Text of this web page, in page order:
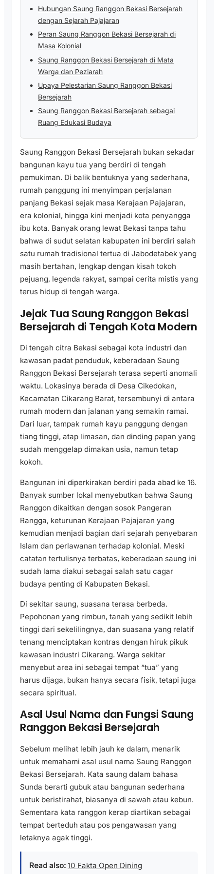
Hubungan Saung Ranggon Bekasi Bersejarah
dengan Sejarah Pajajaran
Peran Saung Ranggon Bekasi Bersejarah di
Masa Kolonial
Saung Ranggon Bekasi Bersejarah di Mata
Warga dan Peziarah
Upaya Pelestarian Saung Ranggon Bekasi
Bersejarah
Saung Ranggon Bekasi Bersejarah sebagai
Ruang Edukasi Budaya
Saung Ranggon Bekasi Bersejarah bukan sekadar
bangunan kayu tua yang berdiri di tengah
pemukiman. Di balik bentuknya yang sederhana,
rumah panggung ini menyimpan perjalanan
panjang Bekasi sejak masa Kerajaan Pajajaran,
era kolonial, hingga kini menjadi kota penyangga
ibu kota. Banyak orang lewat Bekasi tanpa tahu
bahwa di sudut selatan kabupaten ini berdiri salah
satu rumah tradisional tertua di Jabodetabek yang
masih bertahan, lengkap dengan kisah tokoh
pejuang, legenda rakyat, sampai cerita mistis yang
terus hidup di tengah warga.
Jejak Tua Saung Ranggon Bekasi
Bersejarah di Tengah Kota Modern
Di tengah citra Bekasi sebagai kota industri dan
kawasan padat penduduk, keberadaan Saung
Ranggon Bekasi Bersejarah terasa seperti anomali
waktu. Lokasinya berada di Desa Cikedokan,
Kecamatan Cikarang Barat, tersembunyi di antara
rumah modern dan jalanan yang semakin ramai.
Dari luar, tampak rumah kayu panggung dengan
tiang tinggi, atap limasan, dan dinding papan yang
sudah menggelap dimakan usia, namun tetap
kokoh.
Bangunan ini diperkirakan berdiri pada abad ke 16.
Banyak sumber lokal menyebutkan bahwa Saung
Ranggon dikaitkan dengan sosok Pangeran
Rangga, keturunan Kerajaan Pajajaran yang
kemudian menjadi bagian dari sejarah penyebaran
Islam dan perlawanan terhadap kolonial. Meski
catatan tertulisnya terbatas, keberadaan saung ini
sudah lama diakui sebagai salah satu cagar
budaya penting di Kabupaten Bekasi.
Di sekitar saung, suasana terasa berbeda.
Pepohonan yang rimbun, tanah yang sedikit lebih
tinggi dari sekelilingnya, dan suasana yang relatif
tenang menciptakan kontras dengan hiruk pikuk
kawasan industri Cikarang. Warga sekitar
menyebut area ini sebagai tempat “tua” yang
harus dijaga, bukan hanya secara fisik, tetapi juga
secara spiritual.
Asal Usul Nama dan Fungsi Saung
Ranggon Bekasi Bersejarah
Sebelum melihat lebih jauh ke dalam, menarik
untuk memahami asal usul nama Saung Ranggon
Bekasi Bersejarah. Kata saung dalam bahasa
Sunda berarti gubuk atau bangunan sederhana
untuk beristirahat, biasanya di sawah atau kebun.
Sementara kata ranggon kerap diartikan sebagai
tempat berteduh atau pos pengawasan yang
letaknya agak tinggi.
Read also: 10 Fakta Open Dining